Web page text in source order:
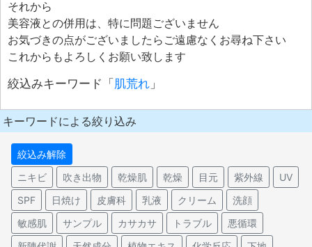
それから
美容液との併用は、特に問題ございません
お気づきの点がございましたらご遠慮なくお尋ね下さい
これからもよろしくお願い致します
絞込みキーワード「 肌荒れ 」
キーワードによる絞り込み
絞込み解除
ニキビ
吹き出物 乾燥肌 乾燥 目元 紫外線
UV
SPF
日焼け 皮膚科 乳液 クリーム
洗顔
敏感肌
サンプル カサカサ トラブル
悪循環